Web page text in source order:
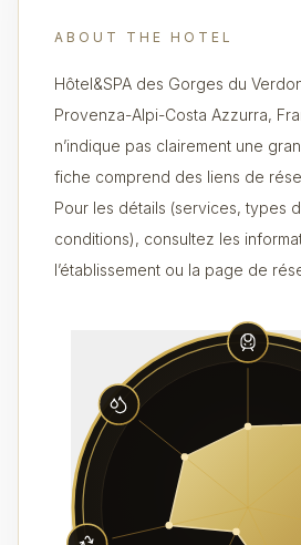
ABOUT THE HOTEL
Hôtel&SPA des Gorges du
Provenza-Alpi-Costa Azzurra,
n’indique pas clairement une
fiche comprend des liens de
Pour les détails (services, types
conditions), consultez les
l’établissement ou la page de